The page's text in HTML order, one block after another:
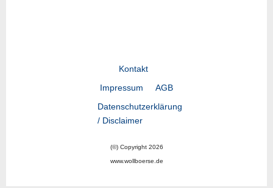
Kontakt
Impressum
AGB
Datenschutzerklärung
/ Disclaimer
(©) Copyright 2026
www.wollboerse.de